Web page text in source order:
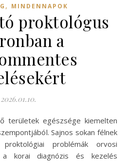
, MINDENNAPOK
proktológus
a
2026.01.10.
Sajnos sokan félnek
problémák orvosi
a korai diagnózis és kezelés